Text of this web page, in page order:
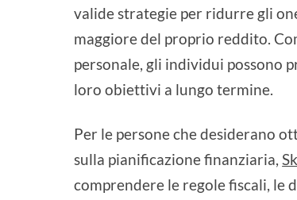
valide strategie per ridurre gli
maggiore del proprio reddito.
personale, gli individui possono
loro obiettivi a lungo termine.
Per le persone che desiderano
sulla pianificazione finanziaria,
comprendere le regole fiscali, le